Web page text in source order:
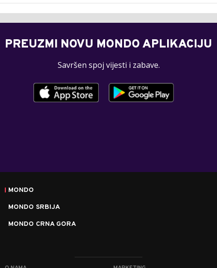
PREUZMI NOVU MONDO APLIKACIJU
Savršen spoj vijesti i zabave.
MONDO
MONDO SRBIJA
MONDO CRNA GORA